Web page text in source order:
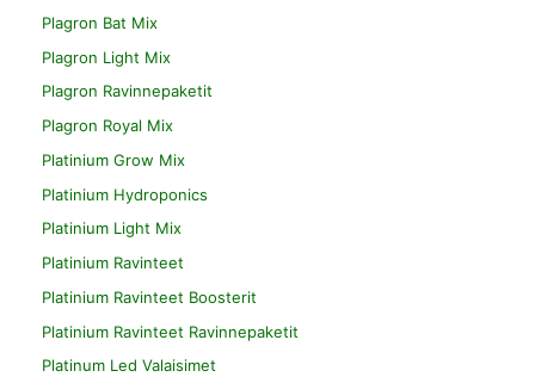
Plagron Bat Mix
Plagron Light Mix
Plagron Ravinnepaketit
Plagron Royal Mix
Platinium Grow Mix
Platinium Hydroponics
Platinium Light Mix
Platinium Ravinteet
Platinium Ravinteet Boosterit
Platinium Ravinteet Ravinnepaketit
Platinum Led Valaisimet